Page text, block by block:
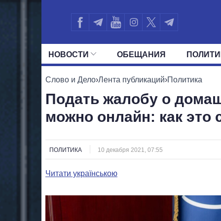
НОВОСТИ ОБЕЩАНИЯ
ВСЕ ПОЛИТИКИ ПРЕЗИДЕНТ И
Слово и Дело›Лента публикаций›Политика
Подать жалобу о
можно онлайн: как это
ПОЛИТИКА 10 декабря 2021, 07:55
Читати українською